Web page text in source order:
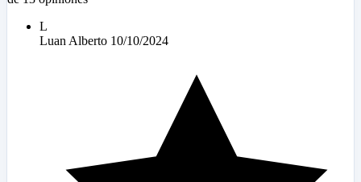
L
Luan Alberto 10/10/2024